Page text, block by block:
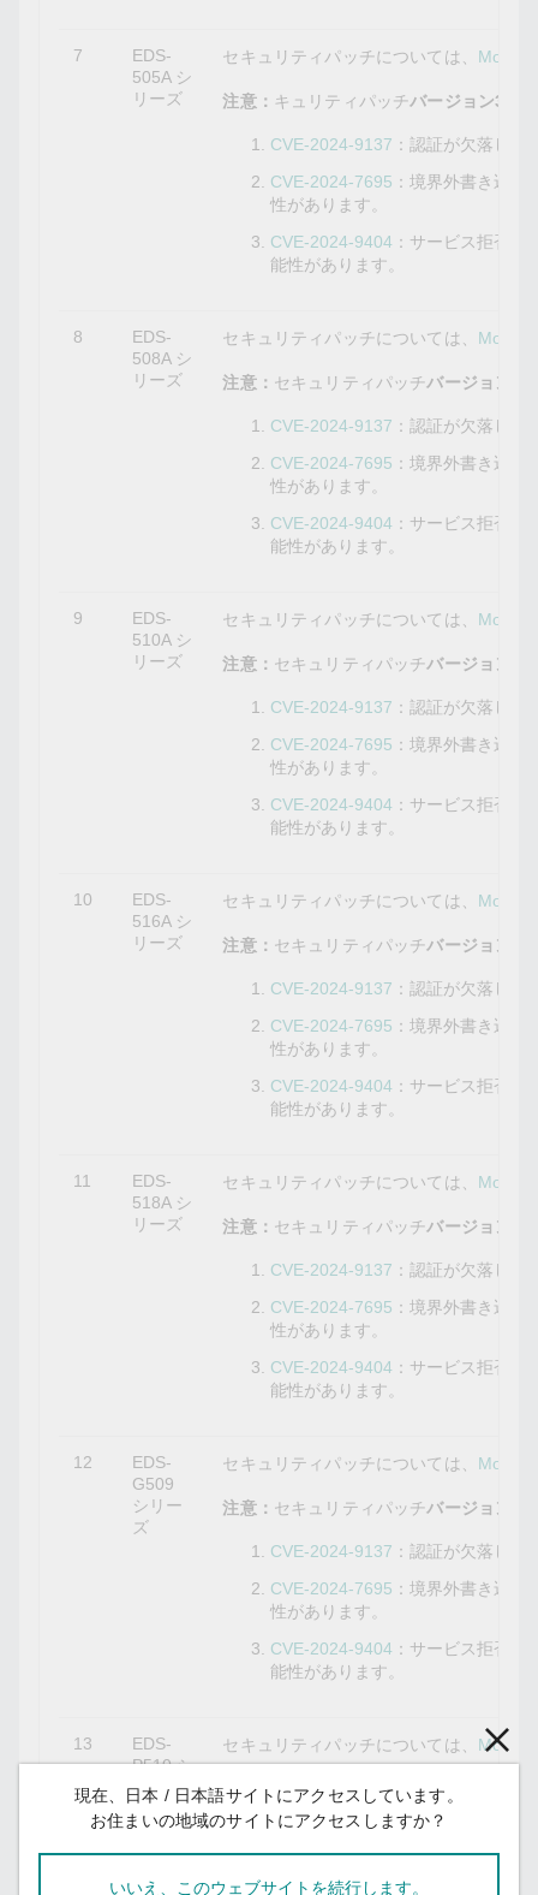
7
EDS-
505A シ
リーズ
セキュリティパッチについては、 Moxa
注意： キュリティパッチバージョン
CVE-2024-9137 ：認証が欠落し
CVE-2024-7695 ：境界外書き込
性があります。
CVE-2024-9404 ：サービス拒否
能性があります。
8
EDS-
508A シ
リーズ
セキュリティパッチについては、 Moxa
注意： セキュリティパッチバージョン
CVE-2024-9137 ：認証が欠落し
CVE-2024-7695 ：境界外書き込
性があります。
CVE-2024-9404 ：サービス拒否
能性があります。
9
EDS-
510A シ
リーズ
セキュリティパッチについては、 Moxa
注意： セキュリティパッチバージョン
CVE-2024-9137 ：認証が欠落し
CVE-2024-7695 ：境界外書き込
性があります。
CVE-2024-9404 ：サービス拒否
能性があります。
10
EDS-
516A シ
リーズ
セキュリティパッチについては、 Moxa
注意： セキュリティパッチバージョン
CVE-2024-9137 ：認証が欠落し
CVE-2024-7695 ：境界外書き込
性があります。
CVE-2024-9404 ：サービス拒否
能性があります。
11
EDS-
518A シ
リーズ
セキュリティパッチについては、 Moxa
注意： セキュリティパッチバージョン
CVE-2024-9137 ：認証が欠落し
CVE-2024-7695 ：境界外書き込
性があります。
CVE-2024-9404 ：サービス拒否
能性があります。
12
EDS-
G509
シリー
ズ
セキュリティパッチについては、 Moxa
注意： セキュリティパッチバージョン
CVE-2024-9137 ：認証が欠落し
CVE-2024-7695 ：境界外書き込
性があります。
CVE-2024-9404 ：サービス拒否
能性があります。
13
EDS-
P510 シ
リーズ
セキュリティパッチについては、 Moxa
注意： セキュリティパッチバージョン
CVE-2024-9137 ：認証が欠落し
現在、日本 / 日本語サイトにアクセスしています。
お住まいの地域のサイトにアクセスしますか？
いいえ、このウェブサイトを続行します。